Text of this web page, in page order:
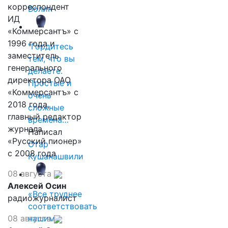
Волин
"Гордитесь
тем, что вы
делаете.
Простые и
очень
сложные
времена…
Написал
Отар
Кушанашвили
«Все труднее
соответствовать
нашим
корреспондент
ИД
«Коммерсантъ» с
1996 года и
заместитель
генерального
директора ОАО
«Коммерсантъ» с
2018 года,
главный редактор
журнала
«Русский пионер»
с 2008 года
08 августа
Алексей Осин
радиожурналист
08 августа